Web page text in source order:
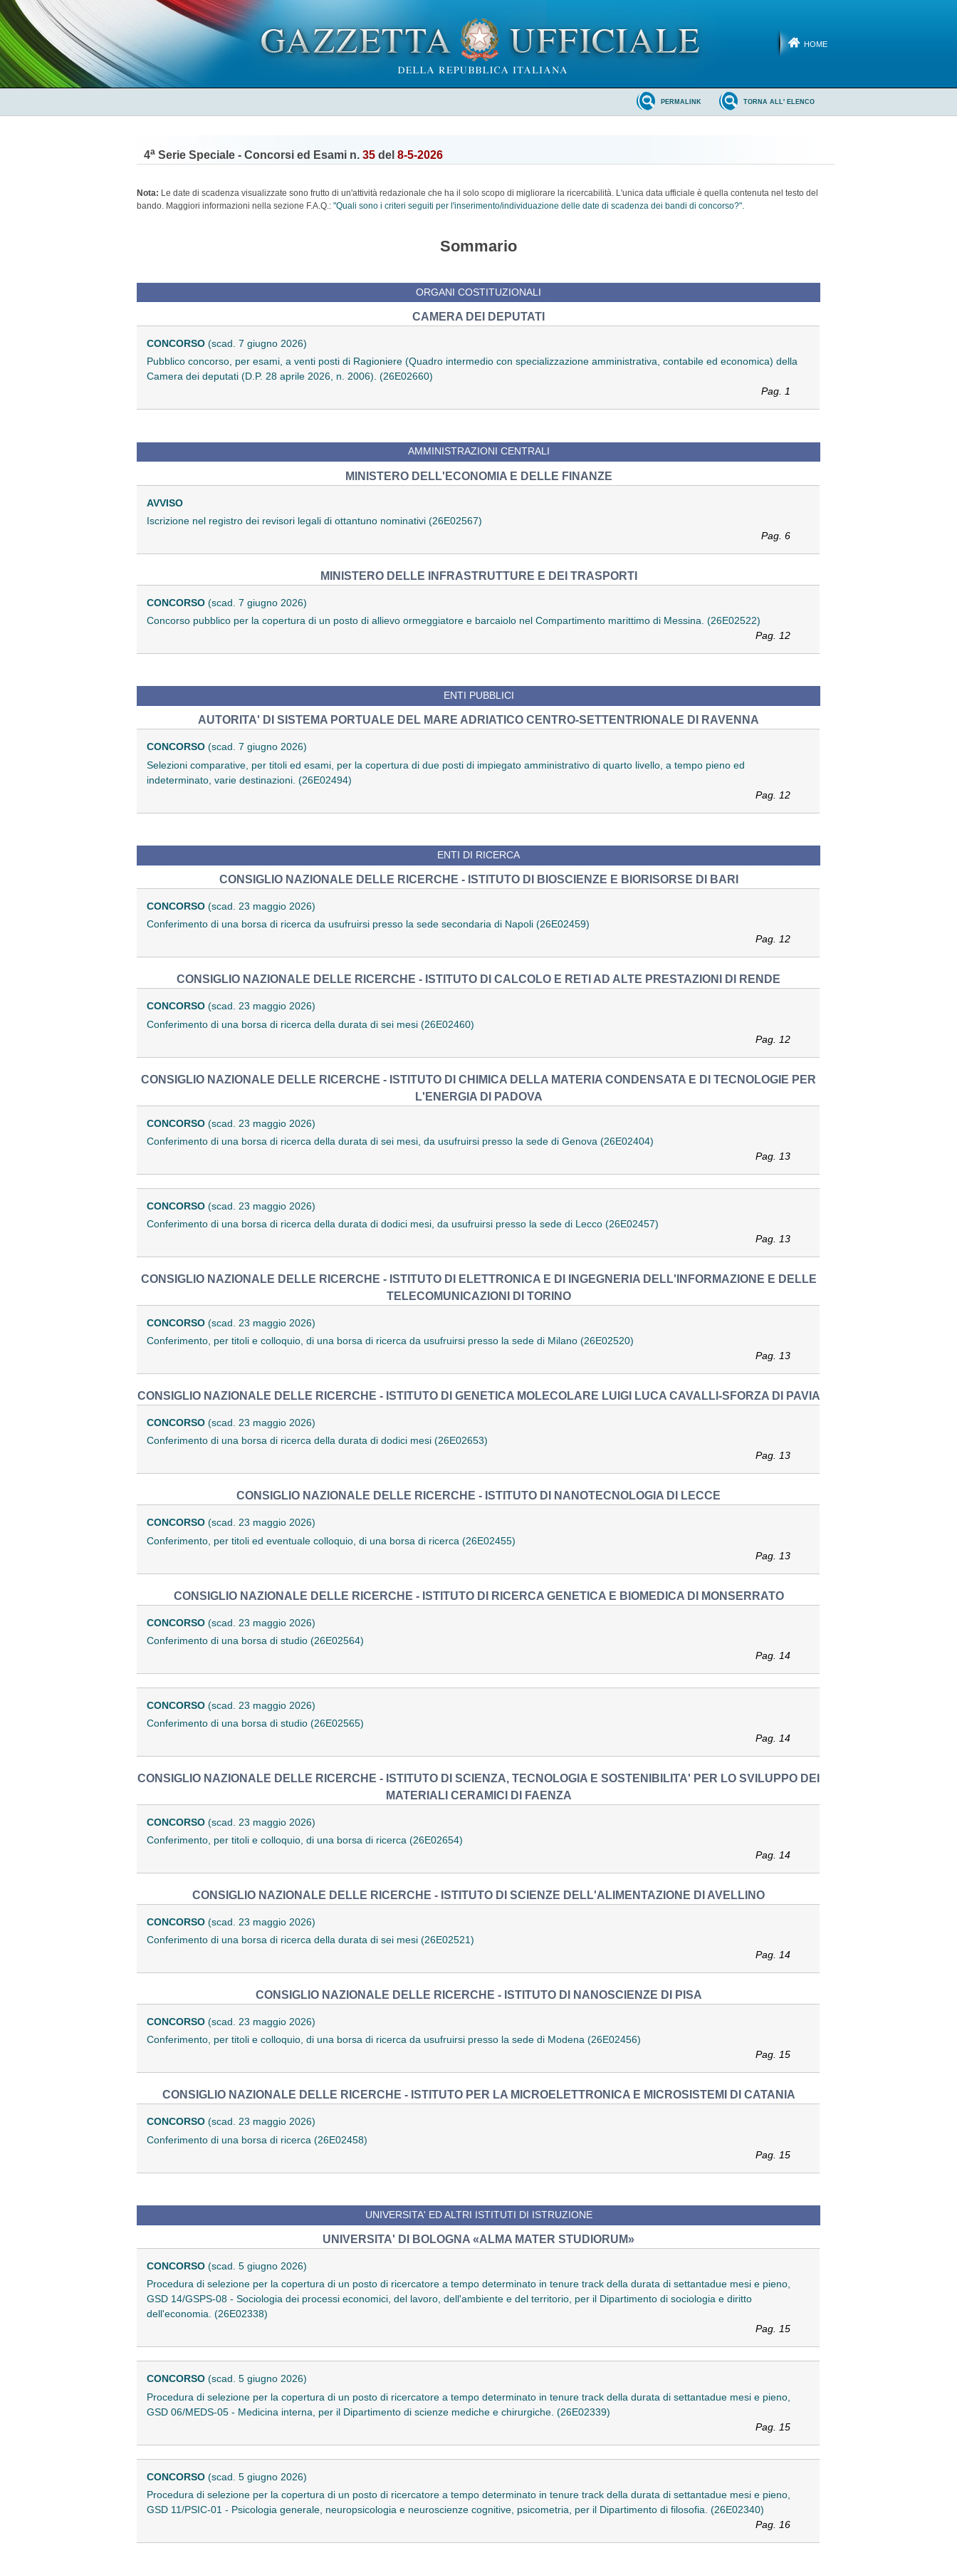
HOME
TORNA ALL' ELENCO
PERMALINK
4a Serie Speciale - Concorsi ed Esami n. 35 del 8-5-2026
Nota: Le date di scadenza visualizzate sono frutto di un'attività redazionale che ha il solo scopo di migliorare la ricercabilità. L'unica data ufficiale è quella contenuta nel testo del
bando. Maggiori informazioni nella sezione F.A.Q.: "Quali sono i criteri seguiti per l'inserimento/individuazione delle date di scadenza dei bandi di concorso?".
Sommario
ORGANI COSTITUZIONALI
CAMERA DEI DEPUTATI
CONCORSO (scad. 7 giugno 2026)
Pubblico concorso, per esami, a venti posti di Ragioniere (Quadro intermedio con specializzazione amministrativa, contabile ed economica) della
Camera dei deputati (D.P. 28 aprile 2026, n. 2006). (26E02660)
Pag. 1
AMMINISTRAZIONI CENTRALI
MINISTERO DELL'ECONOMIA E DELLE FINANZE
AVVISO
Iscrizione nel registro dei revisori legali di ottantuno nominativi (26E02567)
Pag. 6
MINISTERO DELLE INFRASTRUTTURE E DEI TRASPORTI
CONCORSO (scad. 7 giugno 2026)
Concorso pubblico per la copertura di un posto di allievo ormeggiatore e barcaiolo nel Compartimento marittimo di Messina. (26E02522)
Pag. 12
ENTI PUBBLICI
AUTORITA' DI SISTEMA PORTUALE DEL MARE ADRIATICO CENTRO-SETTENTRIONALE DI RAVENNA
CONCORSO (scad. 7 giugno 2026)
Selezioni comparative, per titoli ed esami, per la copertura di due posti di impiegato amministrativo di quarto livello, a tempo pieno ed
indeterminato, varie destinazioni. (26E02494)
Pag. 12
ENTI DI RICERCA
CONSIGLIO NAZIONALE DELLE RICERCHE - ISTITUTO DI BIOSCIENZE E BIORISORSE DI BARI
CONCORSO (scad. 23 maggio 2026)
Conferimento di una borsa di ricerca da usufruirsi presso la sede secondaria di Napoli (26E02459)
Pag. 12
CONSIGLIO NAZIONALE DELLE RICERCHE - ISTITUTO DI CALCOLO E RETI AD ALTE PRESTAZIONI DI RENDE
CONCORSO (scad. 23 maggio 2026)
Conferimento di una borsa di ricerca della durata di sei mesi (26E02460)
Pag. 12
CONSIGLIO NAZIONALE DELLE RICERCHE - ISTITUTO DI CHIMICA DELLA MATERIA CONDENSATA E DI TECNOLOGIE PER
L'ENERGIA DI PADOVA
CONCORSO (scad. 23 maggio 2026)
Conferimento di una borsa di ricerca della durata di sei mesi, da usufruirsi presso la sede di Genova (26E02404)
Pag. 13
CONCORSO (scad. 23 maggio 2026)
Conferimento di una borsa di ricerca della durata di dodici mesi, da usufruirsi presso la sede di Lecco (26E02457)
Pag. 13
CONSIGLIO NAZIONALE DELLE RICERCHE - ISTITUTO DI ELETTRONICA E DI INGEGNERIA DELL'INFORMAZIONE E DELLE
TELECOMUNICAZIONI DI TORINO
CONCORSO (scad. 23 maggio 2026)
Conferimento, per titoli e colloquio, di una borsa di ricerca da usufruirsi presso la sede di Milano (26E02520)
Pag. 13
CONSIGLIO NAZIONALE DELLE RICERCHE - ISTITUTO DI GENETICA MOLECOLARE LUIGI LUCA CAVALLI-SFORZA DI PAVIA
CONCORSO (scad. 23 maggio 2026)
Conferimento di una borsa di ricerca della durata di dodici mesi (26E02653)
Pag. 13
CONSIGLIO NAZIONALE DELLE RICERCHE - ISTITUTO DI NANOTECNOLOGIA DI LECCE
CONCORSO (scad. 23 maggio 2026)
Conferimento, per titoli ed eventuale colloquio, di una borsa di ricerca (26E02455)
Pag. 13
CONSIGLIO NAZIONALE DELLE RICERCHE - ISTITUTO DI RICERCA GENETICA E BIOMEDICA DI MONSERRATO
CONCORSO (scad. 23 maggio 2026)
Conferimento di una borsa di studio (26E02564)
Pag. 14
CONCORSO (scad. 23 maggio 2026)
Conferimento di una borsa di studio (26E02565)
Pag. 14
CONSIGLIO NAZIONALE DELLE RICERCHE - ISTITUTO DI SCIENZA, TECNOLOGIA E SOSTENIBILITA' PER LO SVILUPPO DEI
MATERIALI CERAMICI DI FAENZA
CONCORSO (scad. 23 maggio 2026)
Conferimento, per titoli e colloquio, di una borsa di ricerca (26E02654)
Pag. 14
CONSIGLIO NAZIONALE DELLE RICERCHE - ISTITUTO DI SCIENZE DELL'ALIMENTAZIONE DI AVELLINO
CONCORSO (scad. 23 maggio 2026)
Conferimento di una borsa di ricerca della durata di sei mesi (26E02521)
Pag. 14
CONSIGLIO NAZIONALE DELLE RICERCHE - ISTITUTO DI NANOSCIENZE DI PISA
CONCORSO (scad. 23 maggio 2026)
Conferimento, per titoli e colloquio, di una borsa di ricerca da usufruirsi presso la sede di Modena (26E02456)
Pag. 15
CONSIGLIO NAZIONALE DELLE RICERCHE - ISTITUTO PER LA MICROELETTRONICA E MICROSISTEMI DI CATANIA
CONCORSO (scad. 23 maggio 2026)
Conferimento di una borsa di ricerca (26E02458)
Pag. 15
UNIVERSITA' ED ALTRI ISTITUTI DI ISTRUZIONE
UNIVERSITA' DI BOLOGNA «ALMA MATER STUDIORUM»
CONCORSO (scad. 5 giugno 2026)
Procedura di selezione per la copertura di un posto di ricercatore a tempo determinato in tenure track della durata di settantadue mesi e pieno,
GSD 14/GSPS-08 - Sociologia dei processi economici, del lavoro, dell'ambiente e del territorio, per il Dipartimento di sociologia e diritto
dell'economia. (26E02338)
Pag. 15
CONCORSO (scad. 5 giugno 2026)
Procedura di selezione per la copertura di un posto di ricercatore a tempo determinato in tenure track della durata di settantadue mesi e pieno,
GSD 06/MEDS-05 - Medicina interna, per il Dipartimento di scienze mediche e chirurgiche. (26E02339)
Pag. 15
CONCORSO (scad. 5 giugno 2026)
Procedura di selezione per la copertura di un posto di ricercatore a tempo determinato in tenure track della durata di settantadue mesi e pieno,
GSD 11/PSIC-01 - Psicologia generale, neuropsicologia e neuroscienze cognitive, psicometria, per il Dipartimento di filosofia. (26E02340)
Pag. 16